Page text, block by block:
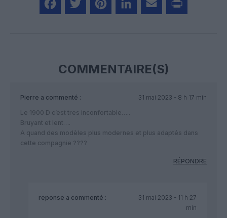
COMMENTAIRE(S)
Pierre a commenté :
31 mai 2023 - 8 h 17 min
Le 1900 D c’est tres inconfortable…..
Bruyant et lent….
A quand des modèles plus modernes et plus adaptés dans
cette compagnie ????
RÉPONDRE
reponse a commenté :
31 mai 2023 - 11 h 27
min